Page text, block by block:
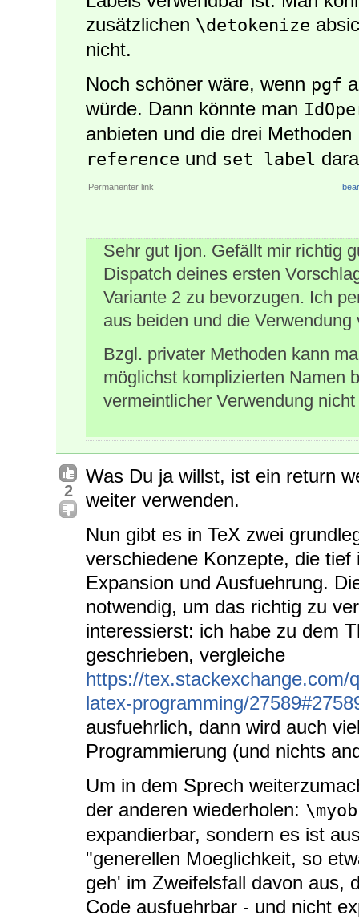
zusätzlichen \detokenize
nicht.
Noch schöner wäre, wenn pgf
würde. Dann könnte man
anbieten und die drei Methoden
reference und set label
Permanenter link
Sehr gut Ijon. Gefällt mir richtig
Dispatch deines ersten
Variante 2 zu bevorzugen. Ich
aus beiden und die
Bzgl. privater Methoden kann
möglichst komplizierten Namen
vermeintlicher Verwendung
2
Was Du ja willst, ist ein return
weiter verwenden.
Nun gibt es in TeX zwei
verschiedene Konzepte, die
Expansion und Ausfuehrung.
notwendig, um das richtig zu
interessierst: ich habe zu dem
geschrieben, vergleiche
https://tex.stackexchange.com/
latex-programming/
ausfuehrlich, dann wird auch
Programmierung (und nichts
Um in dem Sprech
der anderen wiederholen:
expandierbar, sondern es ist
"generellen Moeglichkeit, so
geh' im Zweifelsfall davon aus,
Code ausfuehrbar - und nicht